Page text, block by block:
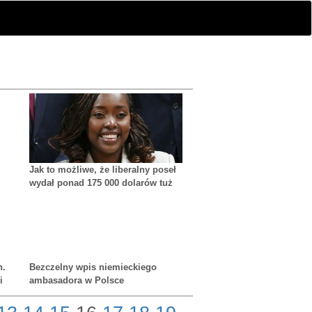
Jak to możliwe, że liberalny poseł
wydał ponad 175 000 dolarów tuż
Bezczelny wpis niemieckiego
ambasadora w Polsce